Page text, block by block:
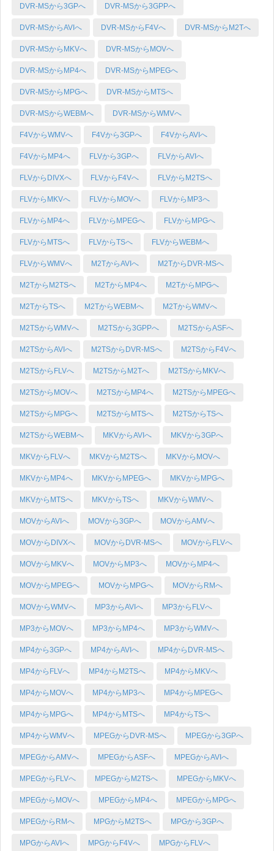
DVR-MSから3GPへ DVR-MSから3GPPへ
DVR-MSからAVIへ DVR-MSからF4Vへ DVR-MSからM2Tへ
DVR-MSからMKVへ DVR-MSからMOVへ
DVR-MSからMP4へ DVR-MSからMPEGへ
DVR-MSからMPGへ DVR-MSからMTSへ
DVR-MSからWEBMへ DVR-MSからWMVへ
F4VからWMVへ F4Vから3GPへ F4VからAVIへ
F4VからMP4へ FLVから3GPへ FLVからAVIへ
FLVからDIVXへ FLVからF4Vへ FLVからM2TSへ
FLVからMKVへ FLVからMOVへ FLVからMP3へ
FLVからMP4へ FLVからMPEGへ FLVからMPGへ
FLVからMTSへ FLVからTSへ FLVからWEBMへ
FLVからWMVへ M2TからAVIへ M2TからDVR-MSへ
M2TからM2TSへ M2TからMP4へ M2TからMPGへ
M2TからTSへ M2TからWEBMへ M2TからWMVへ
M2TSからWMVへ M2TSから3GPPへ M2TSからASFへ
M2TSからAVIへ M2TSからDVR-MSへ M2TSからF4Vへ
M2TSからFLVへ M2TSからM2Tへ M2TSからMKVへ
M2TSからMOVへ M2TSからMP4へ M2TSからMPEGへ
M2TSからMPGへ M2TSからMTSへ M2TSからTSへ
M2TSからWEBMへ MKVからAVIへ MKVから3GPへ
MKVからFLVへ MKVからM2TSへ MKVからMOVへ
MKVからMP4へ MKVからMPEGへ MKVからMPGへ
MKVからMTSへ MKVからTSへ MKVからWMVへ
MOVからAVIへ MOVから3GPへ MOVからAMVへ
MOVからDIVXへ MOVからDVR-MSへ MOVからFLVへ
MOVからMKVへ MOVからMP3へ MOVからMP4へ
MOVからMPEGへ MOVからMPGへ MOVからRMへ
MOVからWMVへ MP3からAVIへ MP3からFLVへ
MP3からMOVへ MP3からMP4へ MP3からWMVへ
MP4から3GPへ MP4からAVIへ MP4からDVR-MSへ
MP4からFLVへ MP4からM2TSへ MP4からMKVへ
MP4からMOVへ MP4からMP3へ MP4からMPEGへ
MP4からMPGへ MP4からMTSへ MP4からTSへ
MP4からWMVへ MPEGからDVR-MSへ MPEGから3GPへ
MPEGからAMVへ MPEGからASFへ MPEGからAVIへ
MPEGからFLVへ MPEGからM2TSへ MPEGからMKVへ
MPEGからMOVへ MPEGからMP4へ MPEGからMPGへ
MPEGからRMへ MPGからM2TSへ MPGから3GPへ
MPGからAVIへ MPGからF4Vへ MPGからFLVへ